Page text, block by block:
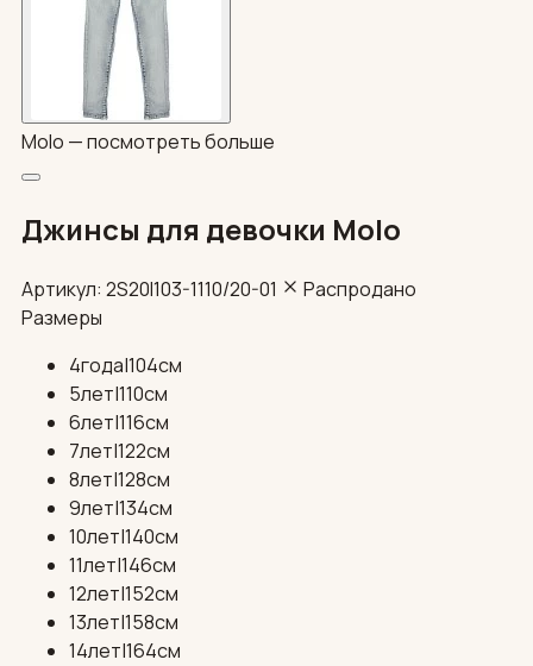
Molo —посмотреть больше
Джинсы для девочки Molo
Артикул: 2S20I103-1110/20-01
Распродано
Размеры
4года|104см
5лет|110см
6лет|116см
7лет|122см
8лет|128см
9лет|134см
10лет|140см
11лет|146см
12лет|152см
13лет|158см
14лет|164см